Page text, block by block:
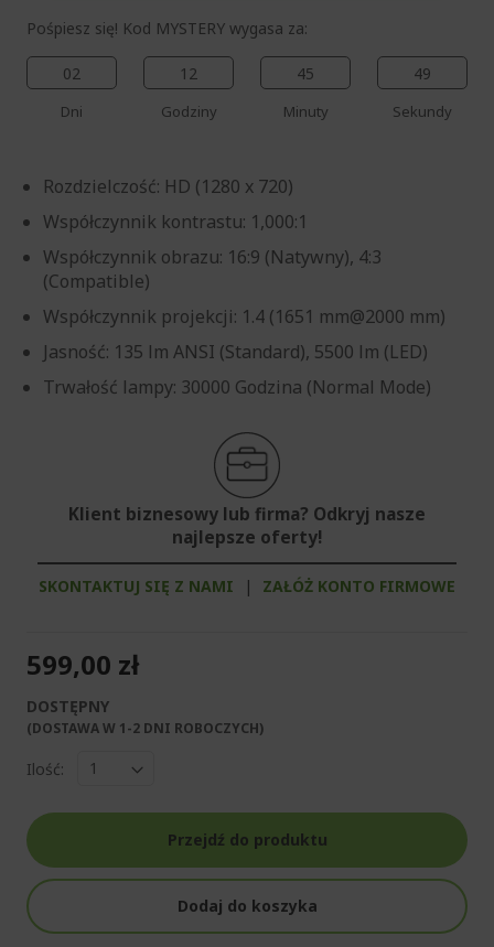
Pośpiesz się! Kod MYSTERY wygasa za:
02
Dni
12
Godziny
45
Minuty
48
Sekundy
Rozdzielczość: HD (1280 x 720)
Współczynnik kontrastu: 1,000:1
Współczynnik obrazu: 16:9 (Natywny), 4:3
(Compatible)
Współczynnik projekcji: 1.4 (1651 mm@2000 mm)
Jasność: 135 lm ANSI (Standard), 5500 lm (LED)
Trwałość lampy: 30000 Godzina (Normal Mode)
Klient biznesowy lub firma? Odkryj nasze
najlepsze oferty!
SKONTAKTUJ SIĘ Z NAMI | ZAŁÓŻ KONTO FIRMOWE
599,00 zł
DOSTĘPNY
(DOSTAWA W 1-2 DNI ROBOCZYCH)​
Ilość:
Przejdź do produktu
Dodaj do koszyka